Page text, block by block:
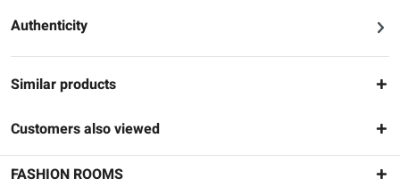
Authenticity
Similar products
Customers also viewed
FASHION ROOMS